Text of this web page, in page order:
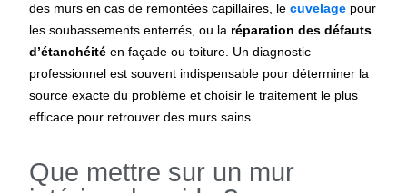
des murs en cas de remontées capillaires, lecuvelage pour
les soubassements enterrés, ou la réparation des défauts
d’étanchéité en façade ou toiture. Un diagnostic
professionnel est souvent indispensable pour déterminer la
source exacte du problème et choisir le traitement le plus
efficace pour retrouver des murs sains.
Que mettre sur un mur